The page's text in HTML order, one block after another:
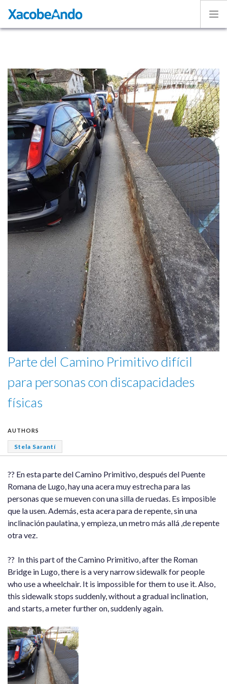
Caminos
Volunteer
Experiences
Exhibition
Login
ENGLISH
Parte del Camino Primitivo difícil
para personas con discapacidades
físicas
AUTHORS
Stela Sarantí
?? En esta parte del Camino Primitivo, después del Puente
Romana de Lugo, hay una acera muy estrecha para las
personas que se mueven con una silla de ruedas. Es imposible
que la usen. Además, esta acera para de repente, sin una
inclinación paulatina, y empieza, un metro más allá ,de repente
otra vez.
?? In this part of the Camino Primitivo, after the Roman
Bridge in Lugo, there is a very narrow sidewalk for people
who use a wheelchair. It is impossible for them to use it. Also,
this sidewalk stops suddenly, without a gradual inclination,
and starts, a meter further on, suddenly again.